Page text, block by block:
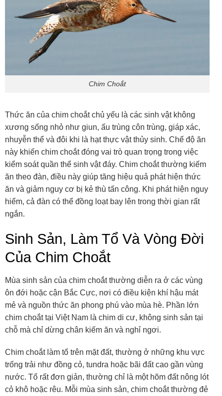
Chim Choắt
Thức ăn của chim choắt chủ yếu là các sinh vật không
xương sống nhỏ như giun, ấu trùng côn trùng, giáp xác,
nhuyễn thể và đôi khi là hạt thực vật thủy sinh. Chế độ ăn
này khiến chim choắt đóng vai trò quan trọng trong việc
kiểm soát quần thể sinh vật đáy. Chim choắt thường kiếm
ăn theo đàn, điều này giúp tăng hiệu quả phát hiện thức
ăn và giảm nguy cơ bị kẻ thù tấn công. Khi phát hiện nguy
hiểm, cả đàn có thể đồng loạt bay lên trong thời gian rất
ngắn.
Sinh Sản, Làm Tổ Và Vòng Đời
Của Chim Choắt
Mùa sinh sản của chim choắt thường diễn ra ở các vùng
ôn đới hoặc cận Bắc Cực, nơi có điều kiện khí hậu mát
mẻ và nguồn thức ăn phong phú vào mùa hè. Phần lớn
chim choắt tại Việt Nam là chim di cư, không sinh sản tại
chỗ mà chỉ dừng chân kiếm ăn và nghỉ ngơi.
Chim choắt làm tổ trên mặt đất, thường ở những khu vực
trống trải như đồng cỏ, tundra hoặc bãi đất cao gần vùng
nước. Tổ rất đơn giản, thường chỉ là một hõm đất nông lót
cỏ khô hoặc rêu. Mỗi mùa sinh sản, chim choắt thường đẻ